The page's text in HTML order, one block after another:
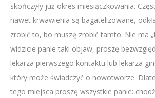
skończyły już okres miesiączkowania.
nawet krwawienia są bagatelizowane,
zrobić to, bo muszę zrobić tamto. Nie ma
widzicie panie taki objaw, proszę
lekarza pierwszego kontaktu lub lekarza
który może świadczyć o nowotworze.
tego miejsca proszę wszystkie panie: